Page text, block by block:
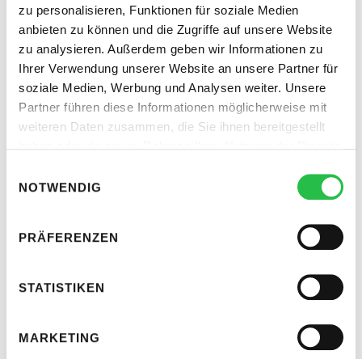
zu personalisieren, Funktionen für soziale Medien
anbieten zu können und die Zugriffe auf unsere Website
zu analysieren. Außerdem geben wir Informationen zu
Ihrer Verwendung unserer Website an unsere Partner für
soziale Medien, Werbung und Analysen weiter. Unsere
Partner führen diese Informationen möglicherweise mit
weiteren Daten zusammen, die Sie ihnen bereitgestellt
NOTWENDIG
PRÄFERENZEN
STATISTIKEN
MARKETING
Shops z.B. auf Instagram: Wer eine“Link-in-Bio” URL
erstellt, kann diese in seine Profilbeschreibungen
einfügen. Diese URL öffnet ein Menü im individuellen
Design, in dem alle Social-Accounts und Websites wie
Produktkataloge oder FAQs verlinkt werden. So finden
Interessenten alles Wichtige an einem Ort, ohne sich
durch mehrere Posts klicken zu müssen.